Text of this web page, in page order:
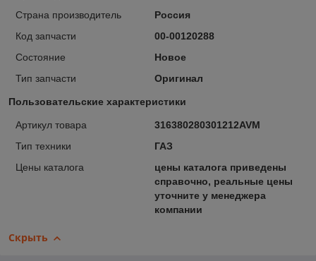
Страна производитель
Россия
Код запчасти
00-00120288
Состояние
Новое
Тип запчасти
Оригинал
Пользовательские характеристики
Артикул товара
316380280301212AVM
Тип техники
ГАЗ
Цены каталога
цены каталога приведены
справочно, реальные цены
уточните у менеджера
компании
Скрыть